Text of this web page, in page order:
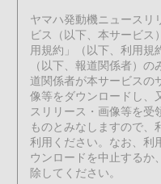
ヤマハ発動機ニュースリ
ビス（以下、本サービス
用規約」（以下、利用規
（以下、報道関係者）
道関係者が本サービスの
像等をダウンロードし、
スリリース・画像等を受
ものとみなしますので、
利用ください。なお、利
ウンロードを中止するか
除してください。